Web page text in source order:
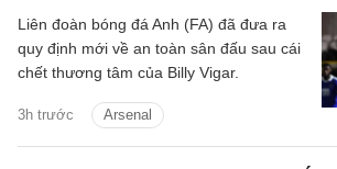
3h trước Arsenal
Liên đoàn bóng đá Anh (FA) đã đưa ra
quy định mới về an toàn sân đấu sau cái
chết thương tâm của Billy Vigar.